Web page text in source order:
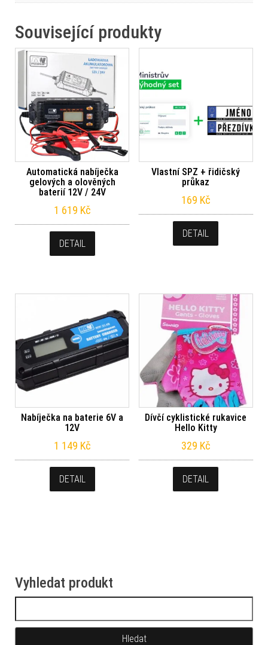
Související produkty
Automatická nabíječka
gelových a olověných
baterií 12V / 24V
1 619 Kč
DETAIL
Vlastní SPZ + řidičský
průkaz
169 Kč
DETAIL
Nabíječka na baterie 6V a
12V
1 149 Kč
DETAIL
Dívčí cyklistické rukavice
Hello Kitty
329 Kč
DETAIL
Vyhledat produkt